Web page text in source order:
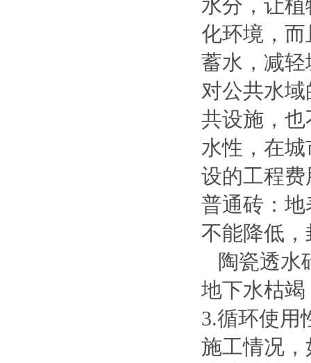
水分，让
化环境，
蓄水，减
对公共水
共设施，
水性，在
设的工程费
普通砖：
不能降低
陶瓷透水
地下水枯
3.循环使用
施工情况